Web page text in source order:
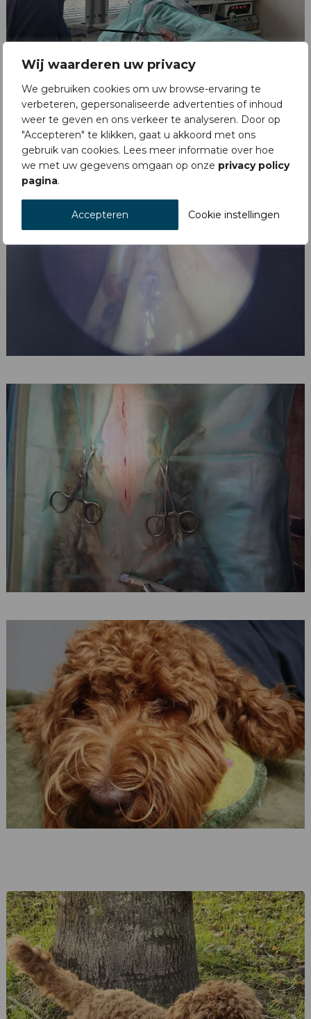
Wij waarderen uw privacy
We gebruiken cookies om uw browse-ervaring te
verbeteren, gepersonaliseerde advertenties of inhoud
weer te geven en ons verkeer te analyseren. Door op
"Accepteren" te klikken, gaat u akkoord met ons
gebruik van cookies. Lees meer informatie over hoe
we met uw gegevens omgaan op onze privacy policy
pagina.
Cookie instellingen
Accepteren